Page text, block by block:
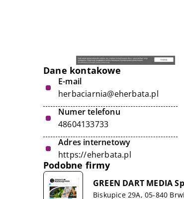
Dane kontakowe
E-mail
herbaciarnia@eherbata.pl
Numer telefonu
48604133733
Adres internetowy
https://eherbata.pl
Podobne firmy
GREEN DART MEDIA
Biskupice 29A, 05-840